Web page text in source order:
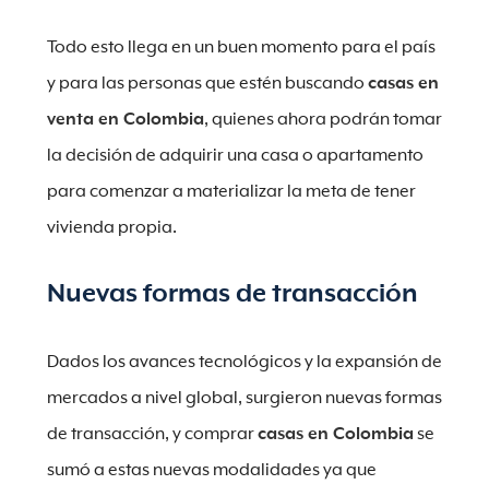
Todo esto llega en un buen momento para el país
y para las personas que estén buscando casas en
venta en Colombia, quienes ahora podrán tomar
la decisión de adquirir una casa o apartamento
para comenzar a materializar la meta de tener
vivienda propia.
Nuevas formas de transacción
Dados los avances tecnológicos y la expansión de
mercados a nivel global, surgieron nuevas formas
de transacción, y comprarcasas en Colombia se
sumó a estas nuevas modalidades ya que